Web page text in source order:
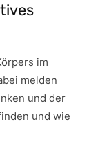
im
melden
und der
und wie